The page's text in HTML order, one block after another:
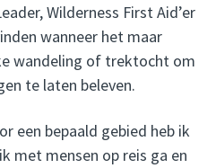
Wilderness First Aid’er
wanneer het maar
wandeling of trektocht om
te laten beleven.
een bepaald gebied heb ik
met mensen op reis ga en